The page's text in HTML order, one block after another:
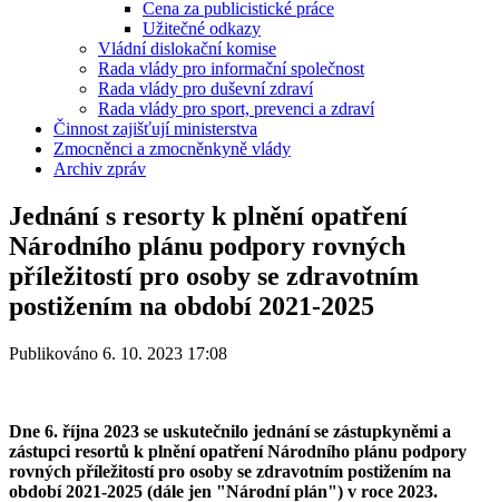
Cena za publicistické práce
Užitečné odkazy
Vládní dislokační komise
Rada vlády pro informační společnost
Rada vlády pro duševní zdraví
Rada vlády pro sport, prevenci a zdraví
Činnost zajišťují ministerstva
Zmocněnci a zmocněnkyně vlády
Archiv zpráv
Jednání s resorty k plnění opatření
Národního plánu podpory rovných
příležitostí pro osoby se zdravotním
postižením na období 2021-2025
Publikováno 6. 10. 2023 17:08
Dne 6. října 2023 se uskutečnilo jednání se zástupkyněmi a
zástupci resortů k plnění opatření Národního plánu podpory
rovných příležitostí pro osoby se zdravotním postižením na
období 2021-2025 (dále jen "Národní plán") v roce 2023.